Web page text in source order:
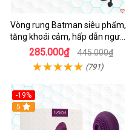
Vòng rung Batman siêu phẩm,
tăng khoái cảm, hấp dẫn người
dùng
285.000₫ 445.000₫
(791)
-19%
5